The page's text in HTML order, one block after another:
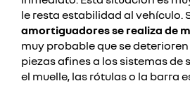
le resta estabilidad al vehículo.
amortiguadores se realiza de
muy probable que se
piezas afines a los sistemas de
el muelle, las rótulas o la barra